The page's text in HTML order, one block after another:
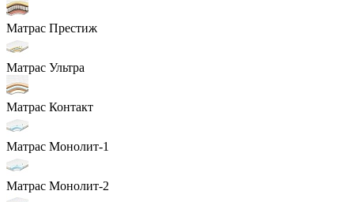
Матрас Престиж
Матрас Ультра
Матрас Контакт
Матрас Монолит-1
Матрас Монолит-2